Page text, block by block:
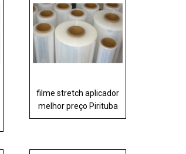
filme stretch aplicador
melhor preço Pirituba